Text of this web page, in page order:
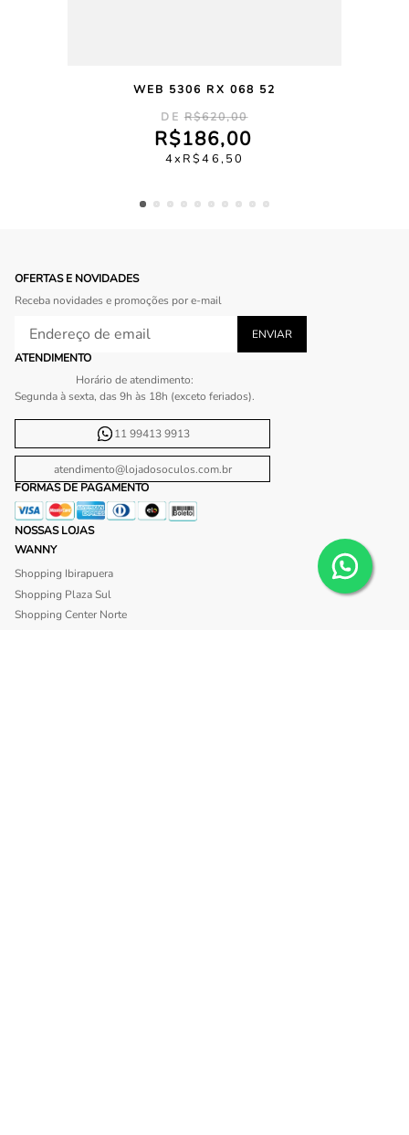
WEB 5306 RX 068 52
R$620,00
R$186,00
4 R$46,50
OFERTAS E NOVIDADES
Receba novidades e promoções por e-mail
ATENDIMENTO
Horário de atendimento:
Segunda à sexta, das 9h às 18h (exceto feriados).
11 99413 9913
atendimento@lojadosoculos.com.br
FORMAS DE PAGAMENTO
NOSSAS LOJAS
WANNY
Shopping Ibirapuera
Shopping Plaza Sul
Shopping Center Norte